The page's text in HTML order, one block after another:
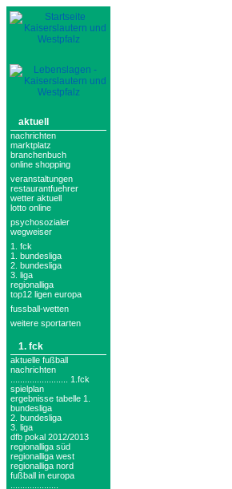
aktuell
nachrichten
marktplatz
branchenbuch
online shopping
veranstaltungen
restaurantfuehrer
wetter aktuell
lotto online
psychosozialer
wegweiser
1. fck
1. bundesliga
2. bundesliga
3. liga
regionalliga
top12 ligen europa
fussball-wetten
weitere sportarten
1. fck
aktuelle fußball
nachrichten
........................ 1.fck
spielplan
ergebnisse tabelle 1.
bundesliga
2. bundesliga
3. liga
dfb pokal 2012/2013
regionalliga süd
regionalliga west
regionalliga nord
fußball in europa